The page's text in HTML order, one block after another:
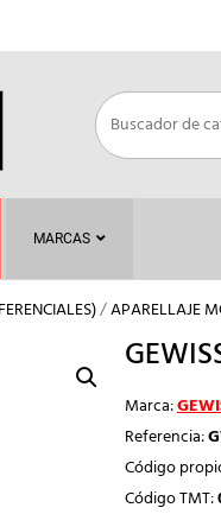
MARCAS
/APARELLAJE
Marca:
Referencia:
Código
Código TMT: